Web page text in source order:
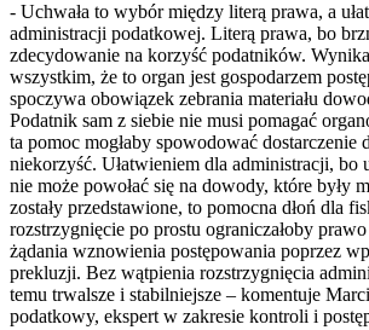
- Uchwała to wybór między literą prawa, a
administracji podatkowej. Literą prawa, bo
zdecydowanie na korzyść podatników.
wszystkim, że to organ jest gospodarzem
spoczywa obowiązek zebrania materiału
Podatnik sam z siebie nie musi pomagać
ta pomoc mogłaby spowodować dostarczenie
niekorzyść. Ułatwieniem dla administracji, bo
nie może powołać się na dowody, które były
zostały przedstawione, to pomocna dłoń dla
rozstrzygnięcie po prostu ograniczałoby
żądania wznowienia postępowania poprzez
prekluzji. Bez wątpienia rozstrzygnięcia
temu trwalsze i stabilniejsze – komentuje
podatkowy, ekspert w zakresie kontroli i